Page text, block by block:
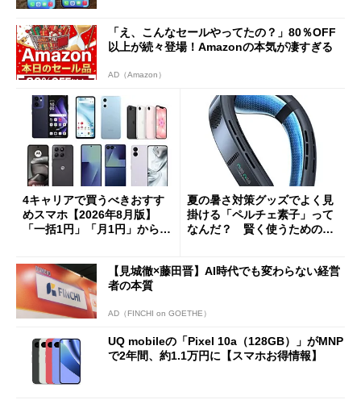
「え、こんなセールやってたの？」80％OFF
以上が続々登場！Amazonの本気が凄すぎる
AD（Amazon）
4キャリアで買うべきおすす
めスマホ【2026年8月版】
「一括1円」「月1円」からお
夏の暑さ対策グッズでよく見
掛ける「ペルチェ素子」って
なんだ？ 賢く使うための注
【見城徹×藤田晋】AI時代でも変わらない経営
者の本質
AD（FINCHI on GOETHE）
UQ mobileの「Pixel 10a（128GB）」がMNP
で2年間、約1.1万円に【スマホお得情報】